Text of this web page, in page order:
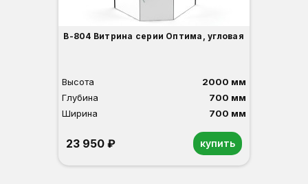
В-804 Витрина серии Оптима, угловая
Высота
2000 мм
Глубина
700 мм
Ширина
700 мм
23 950 ₽ купить